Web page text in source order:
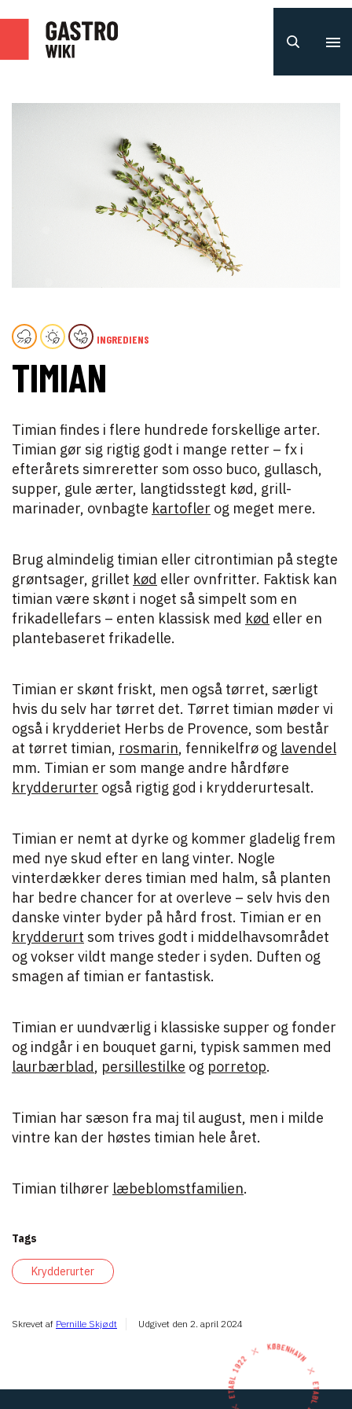
INGREDIENS
TIMIAN
Timian findes i flere hundrede forskellige arter.
Timian gør sig rigtig godt i mange retter – fx i
efterårets simreretter som osso buco, gullasch,
supper, gule ærter, langtidsstegt kød, grill-
marinader, ovnbagte kartofler og meget mere.
Brug almindelig timian eller citrontimian på stegte
grøntsager, grillet kød eller ovnfritter. Faktisk kan
timian være skønt i noget så simpelt som en
frikadellefars – enten klassisk med kød eller en
plantebaseret frikadelle.
Timian er skønt friskt, men også tørret, særligt
hvis du selv har tørret det. Tørret timian møder vi
også i krydderiet Herbs de Provence, som består
at tørret timian, rosmarin, fennikelfrø og lavendel
mm. Timian er som mange andre hårdføre
krydderurter også rigtig god i krydderurtesalt.
Timian er nemt at dyrke og kommer gladelig frem
med nye skud efter en lang vinter. Nogle
vinterdækker deres timian med halm, så planten
har bedre chancer for at overleve – selv hvis den
danske vinter byder på hård frost. Timian er en
krydderurt som trives godt i middelhavsområdet
og vokser vildt mange steder i syden. Duften og
smagen af timian er fantastisk.
Timian er uundværlig i klassiske supper og fonder
og indgår i en bouquet garni, typisk sammen med
laurbærblad, persillestilke og porretop.
Timian har sæson fra maj til august, men i milde
vintre kan der høstes timian hele året.
Timian tilhører læbeblomstfamilien.
Tags
Krydderurter
Skrevet af Pernille Skjødt Udgivet den 2. april 2024